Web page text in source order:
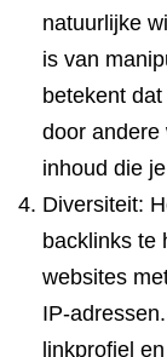
natuurlijke
is van
betekent
door andere
inhoud die
Diversiteit:
backlinks te
websites
IP-
linkprofiel